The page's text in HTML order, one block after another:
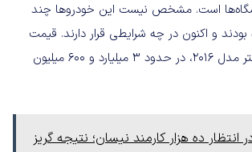
است. مشخص نیست این خودروها چند
بودند و اکنون در چه شرایطی قرار دارند. قیمت
کیا اپتیما صفر کیلومتر مدل 2016، در حدود 3 میلیارد و 600 میلیون
انتظار ده هزار کارمند نیسان؛ نتیجه گریز